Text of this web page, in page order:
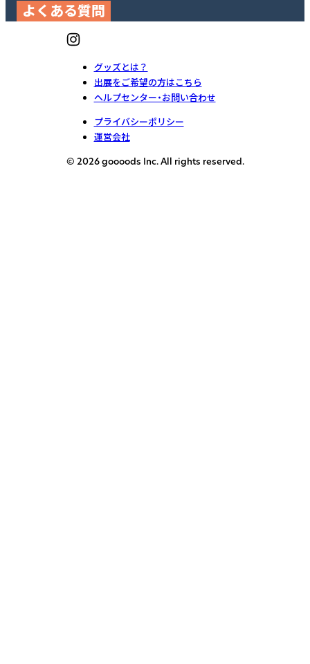
よくある質問
グッズとは？
出展をご希望の方はこちら
ヘルプセンター・お問い合わせ
プライバシーポリシー
運営会社
© 2026 goooods Inc. All rights reserved.